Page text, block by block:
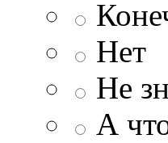
Нет
Не
А